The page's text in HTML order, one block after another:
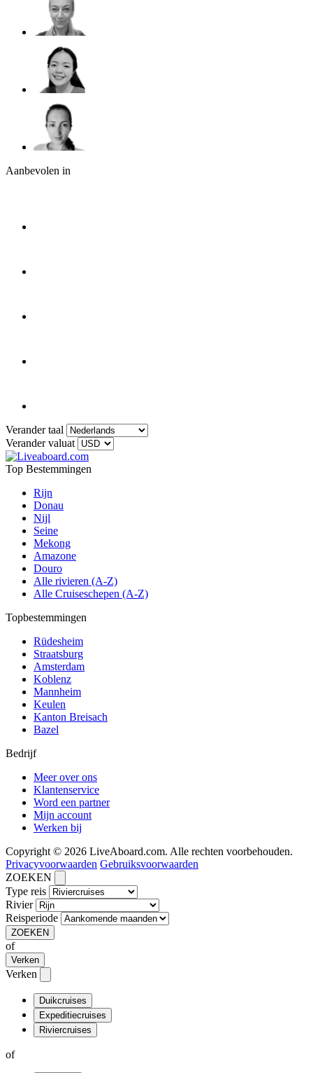
Aanbevolen in
Verander taal
Verander valuat
Top Bestemmingen
Rijn
Donau
Nijl
Seine
Mekong
Amazone
Douro
Alle rivieren (A-Z)
Alle Cruiseschepen (A-Z)
Topbestemmingen
Rüdesheim
Straatsburg
Amsterdam
Koblenz
Mannheim
Keulen
Kanton Breisach
Bazel
Bedrijf
Meer over ons
Klantenservice
Word een partner
Mijn account
Werken bij
Copyright © 2026 LiveAboard.com. Alle rechten voorbehouden.
Privacyvoorwaarden Gebruiksvoorwaarden
ZOEKEN
Type reis
Rivier
Reisperiode
ZOEKEN
of
Verken
Verken
Duikcruises
Expeditiecruises
Riviercruises
of